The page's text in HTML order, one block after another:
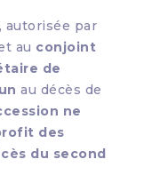
, autorisée par
au conjoint
de
au décès de
ne
des
du second